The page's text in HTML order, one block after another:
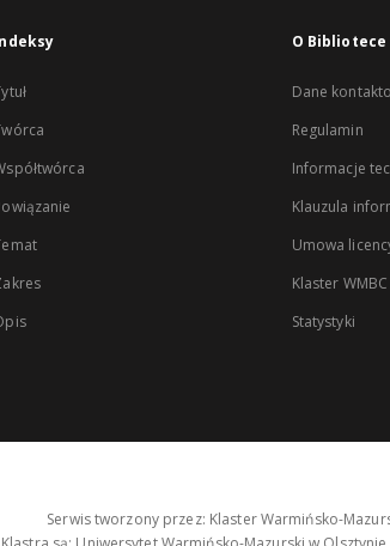
O Bibliotece
Dane
Regulamin
Informacje
Klauzula
Umowa
Klaster WMBC
Statystyki
Serwis tworzony przez: Klaster Warmińsko-